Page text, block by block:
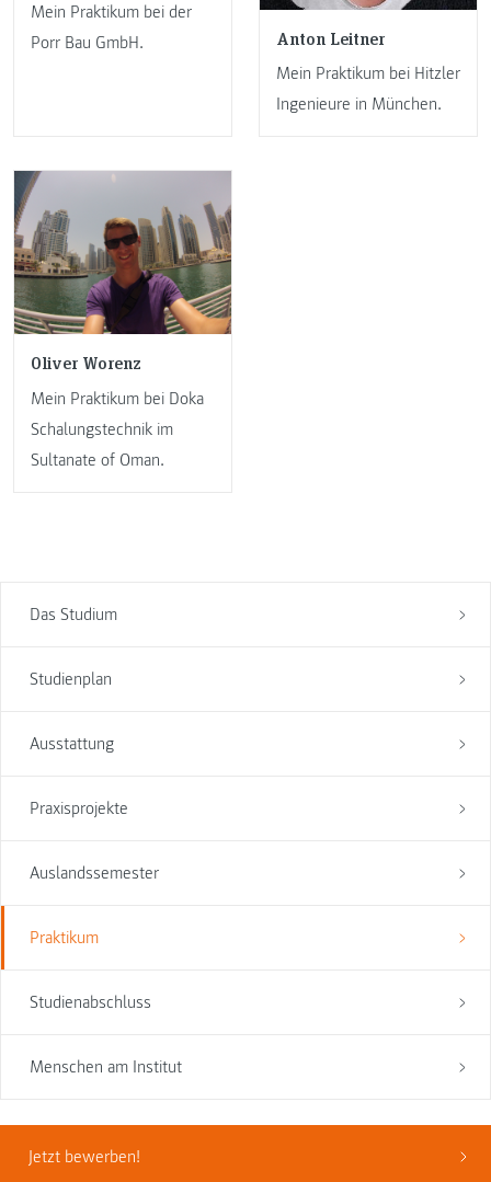
Das Studium
Studienplan
Ausstattung
Praxisprojekte
Auslandssemester
Praktikum
Studienabschluss
Menschen am Institut
Jetzt bewerben!
Mein Praktikum bei der
Porr Bau GmbH.
Anton Leitner
Mein Praktikum bei Hitzler
Ingenieure in München.
Oliver Worenz
Mein Praktikum bei Doka
Schalungstechnik im
Sultanate of Oman.